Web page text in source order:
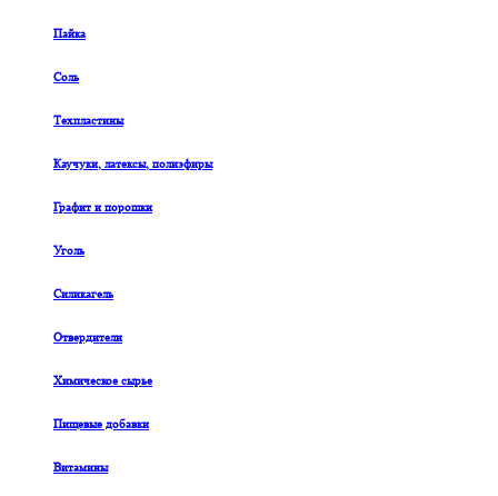
Пайка
Соль
Техпластины
Каучуки, латексы, полиэфиры
Графит и порошки
Уголь
Силикагель
Отвердители
Химическое сырье
Пищевые добавки
Витамины